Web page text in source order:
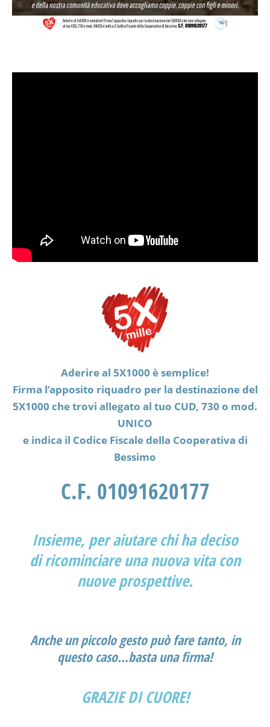
Aderire al 5X1000 è semplice!
Firma l’apposito riquadro per la destinazione del
5X1000 che trovi allegato al tuo CUD, 730 o mod.
UNICO
e indica il Codice Fiscale della Cooperativa di
Bessimo
C.F. 01091620177
Insieme, per aiutarechi ha deciso
di ricominciare una nuova vita con
nuove prospettive.
Anche un piccolo gesto può fare tanto, in
questo caso…basta una firma!
GRAZIE DI CUORE!